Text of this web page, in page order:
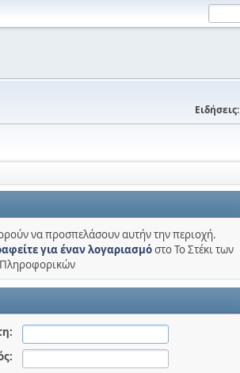
Ειδήσεις:
να προσπελάσουν αυτήν την περιοχή.
για έναν λογαριασμόστο Το Στέκι των
Πληροφορικών